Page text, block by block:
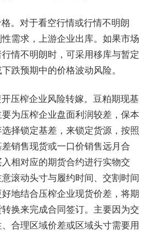
。对于看空行情或行情不明朗
需求，上游企业出库。如果市场
情不明朗时，可采用移库与暂定
跌预期中的价格波动风险。
压榨企业风险转嫁。豆粕期现基
为压榨企业盘面利润较差，保本
择锁定基差，来锁定货源，按照
销售现货或一口价销售远月合
相对应的期货合约进行实物交
滚动头寸与履约时间、交割时间
地结合压榨企业现货价差，将期
换来完成合同签订。主要因为交
合理区域价差或区域头寸需要用